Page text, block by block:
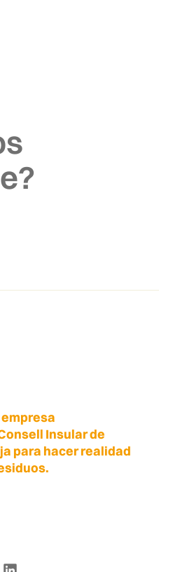
Insular de
para hacer realidad